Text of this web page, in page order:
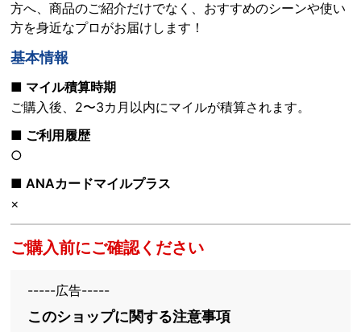
方へ、商品のご紹介だけでなく、おすすめのシーンや使い
方を身近なプロがお届けします！
基本情報
■ マイル積算時期
ご購入後、2〜3カ月以内にマイルが積算されます。
■ ご利用履歴
○
■ ANAカードマイルプラス
×
ご購入前にご確認ください
-----広告-----
このショップに関する注意事項